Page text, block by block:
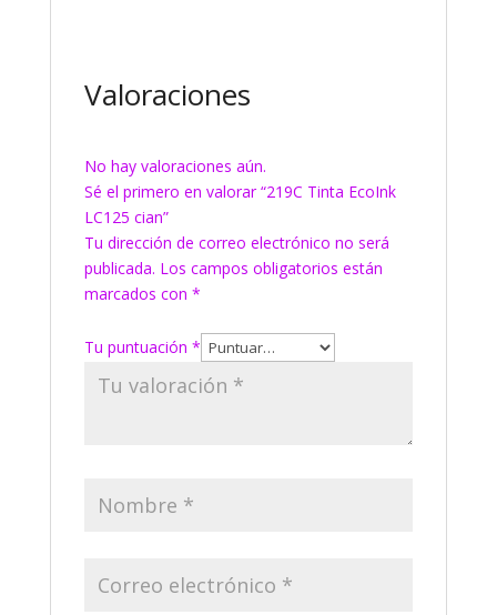
Valoraciones
No hay valoraciones aún.
Sé el primero en valorar “219C Tinta EcoInk
LC125 cian”
Tu dirección de correo electrónico no será
publicada. Los campos obligatorios están
marcados con *
Tu puntuación *